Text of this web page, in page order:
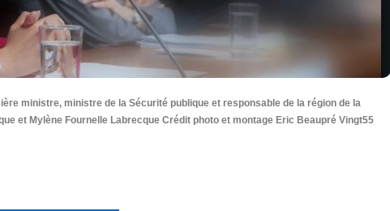
ministre, ministre de la Sécurité publique et responsable de la région de la
et Mylène Fournelle Labrecque Crédit photo et montage Eric Beaupré Vingt55